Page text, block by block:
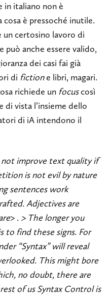
in italiano non è
è pressoché inutile.
un certosino lavoro di
può anche essere valido,
dei casi fai già
di fictione libri, magari.
richiede un focuscosì
vista l’insieme dello
di iA intendono il
not improve text quality if
is not evil by nature
sentences work
Adjectives are
> . > The longer you
to find these signs. For
“Syntax” will reveal
This might bore
no doubt, there are
of us Syntax Control is